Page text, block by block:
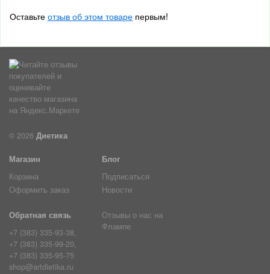
Оставьте отзыв об этом товаре первым!
© 2026 Диетика
Магазин
Корзина
Оформить заказ
Блог
Подписаться
Новости
Обратная связь
+7 (383) 335-93-38,
+7 (383) 335-99-20,
+7 (383) 335-95-75
shop@artdietika.ru
Отзывы о нас на
Флампе